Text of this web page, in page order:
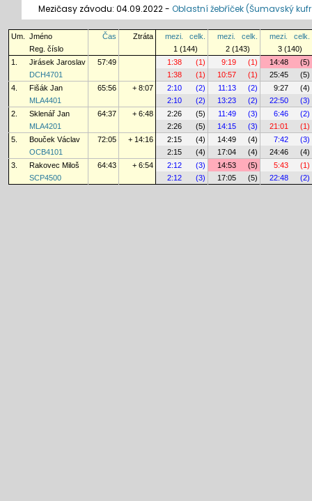
Mezičasy závodu: 04.09.2022 - Oblastní žebříček (Šumavský
Um. Jméno Čas Ztráta mezi. celk. mezi. celk. mezi.
celk.
Reg. číslo
1 (144) 2 (143)
3 (140)
1.
Jirásek Jaroslav 57:49 1:38 (1) 9:19 (1) 14:48
(5)
DCH4701
1:38 (1) 10:57 (1) 25:45
(5)
4.
Fišák Jan 65:56 + 8:07 2:10 (2) 11:13 (2) 9:27
(4)
MLA4401
2:10 (2) 13:23 (2) 22:50
(3)
2.
Sklenář Jan 64:37 + 6:48 2:26 (5) 11:49 (3) 6:46
(2)
MLA4201
2:26 (5) 14:15 (3) 21:01
(1)
5.
Bouček Václav 72:05 + 14:16 2:15 (4) 14:49 (4) 7:42
(3)
OCB4101
2:15 (4) 17:04 (4) 24:46
(4)
3.
Rakovec Miloš 64:43 + 6:54 2:12 (3) 14:53 (5) 5:43
(1)
SCP4500
2:12 (3) 17:05 (5) 22:48 (2)